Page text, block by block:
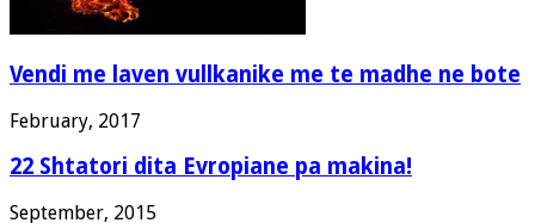
Vendi me laven vullkanike me te madhe ne bote
February, 2017
22 Shtatori dita Evropiane pa makina!
September, 2015